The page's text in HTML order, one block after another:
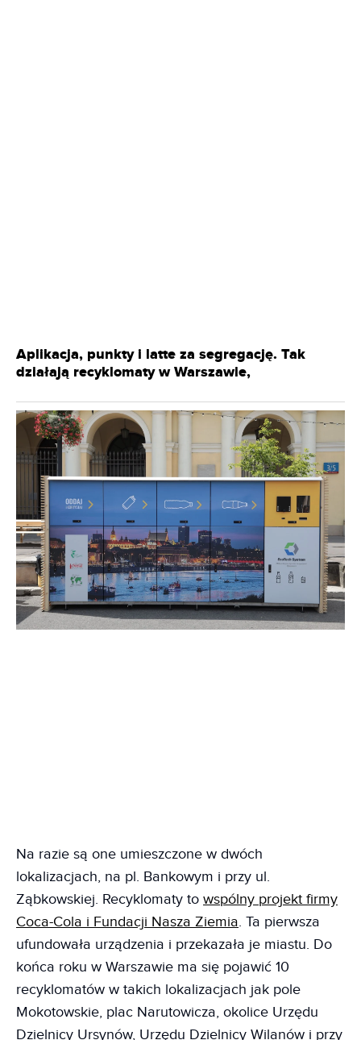
Aplikacja, punkty i latte za segregację. Tak
działają recyklomaty w Warszawie,
Na razie są one umieszczone w dwóch
lokalizacjach, na pl. Bankowym i przy ul.
Ząbkowskiej. Recyklomaty to wspólny projekt firmy
Coca-Cola i Fundacji Nasza Ziemia. Ta pierwsza
ufundowała urządzenia i przekazała je miastu. Do
końca roku w Warszawie ma się pojawić 10
recyklomatów w takich lokalizacjach jak pole
Mokotowskie, plac Narutowicza, okolice Urzędu
Dzielnicy Ursynów, Urzędu Dzielnicy Wilanów i przy